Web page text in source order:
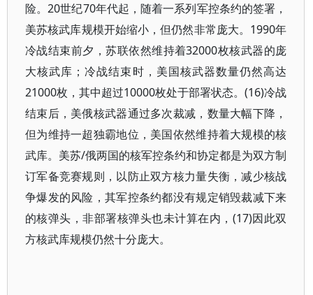
险。20世纪70年代起，随着一系列军控条约的签署，
美苏核武库规模开始缩小，但仍然非常庞大。1990年
冷战结束前夕，苏联依然维持着32000枚核武器的庞
大核武库；冷战结束时，美国核武器数量仍然高达
21000枚，其中超过10000枚处于部署状态。(16)冷战
结束后，美俄核武器通过多次裁减，数量大幅下降，
但为维持一超独霸地位，美国依然维持着大规模的核
武库。美苏/俄两国的核军控条约和协定都是为双方制
订军备竞赛规则，以防止双方核力量失衡，减少核战
争爆发的风险，其军控条约都没有规定销毁裁减下来
的核弹头，非部署核弹头也未计算在内，(17)因此双
方核武库规模仍然十分庞大。